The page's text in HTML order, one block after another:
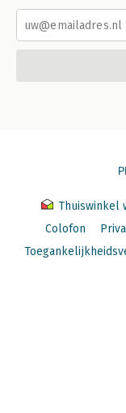
Thuiswinkel
Colofon